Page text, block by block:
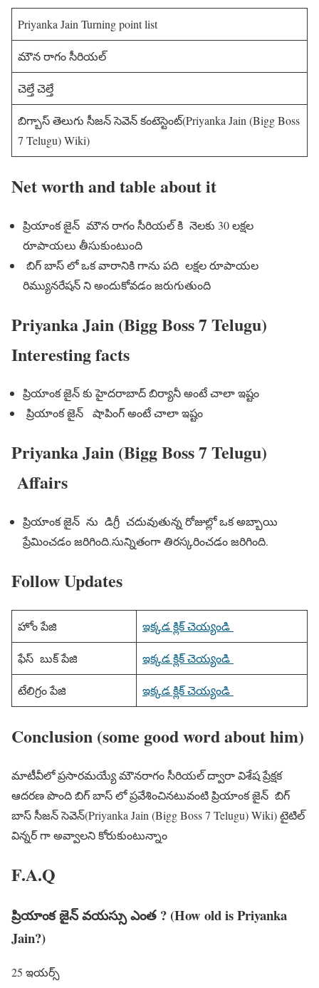
Priyanka Jain Turning point list
మౌన రాగం సీరియల్
చెల్తే చెల్తే
బిగ్బాస్ తెలుగు సీజన్ సెవెన్ కంటెస్టెంట్(Priyanka Jain (Bigg Boss
7 Telugu) Wiki)
Net worth and table about it
ప్రియాంక జైన్ మౌన రాగం సీరియల్ కి నెలకు 30 లక్షల
రూపాయలు తీసుకుంటుంది
బిగ్ బాస్ లో ఒక వారానికి గాను పది లక్షల రూపాయల
రిమ్యునరేషన్ ని అందుకోవడం జరుగుతుంది
Priyanka Jain (Bigg Boss 7 Telugu)
Interesting facts
ప్రియాంక జైన్ కు హైదరాబాద్ బిర్యానీ అంటే చాలా ఇష్టం
ప్రియాంక జైన్ షాపింగ్ అంటే చాలా ఇష్టం
Priyanka Jain (Bigg Boss 7 Telugu)
Affairs
ప్రియాంక జైన్ ను డిగ్రీ చదువుతున్న రోజుల్లో ఒక అబ్బాయి
ప్రేమించడం జరిగింది.సున్నితంగా తిరస్కరించడం జరిగింది.
Follow Updates
హోం పేజి ఇక్కడ క్లిక్ చెయ్యండి
ఫేస్ బుక్ పేజి ఇక్కడ క్లిక్ చెయ్యండి
టేలిగ్రం పేజి ఇక్కడ క్లిక్ చెయ్యండి
Conclusion (some good word about him)
మాటీవీలో ప్రసారమయ్యే మౌనరాగం సీరియల్ ద్వారా విశేష ప్రేక్షక
ఆదరణ పొంది బిగ్ బాస్ లో ప్రవేశించినటువంటి ప్రియాంక జైన్ బిగ్
బాస్ సీజన్ సెవెన్(Priyanka Jain (Bigg Boss 7 Telugu) Wiki) టైటిల్
విన్నర్ గా అవ్వాలని కోరుకుంటున్నాం
F.A.Q
ప్రియాంక జైన్ వయస్సు ఎంత ? (How old is Priyanka
Jain?)
25 ఇయర్స్